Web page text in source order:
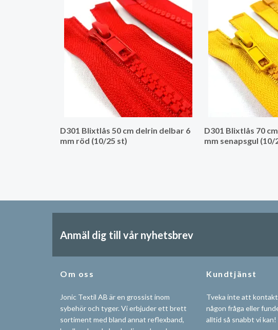
D301 Blixtlås 50 cm delrin delbar 6
mm röd (10/25 st)
D301 Blixtlås 70
mm senapsgul (10/
Anmäl dig till vår nyhetsbrev
Om oss
Jonic Textil AB är en grossist inom
sybehör och tyger. Vi erbjuder ett brett
sortiment med bland annat reflexband,
Kundtjänst
Tveka inte att
någon fråga eller
alltid så snabbt vi kan!